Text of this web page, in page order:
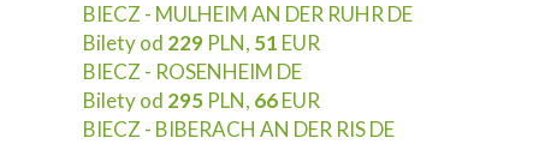
BIECZ - MULHEIM AN DER RUHR DE
Bilety od 229 PLN, 51 EUR
BIECZ - ROSENHEIM DE
Bilety od 295 PLN, 66EUR
BIECZ - BIBERACH AN DER RIS DE